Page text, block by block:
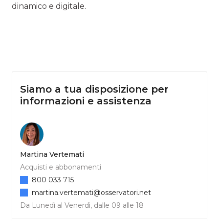
dinamico e digitale.
Siamo a tua disposizione per
informazioni e assistenza
Martina Vertemati
Acquisti e abbonamenti
Da Lunedì al Venerdì, dalle 09 alle 18
800 033 715
martina.vertemati@osservatori.net